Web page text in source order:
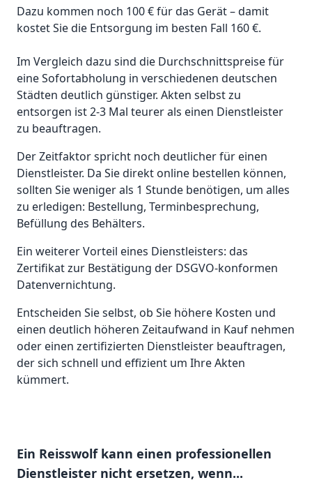
Dazu kommen noch 100 € für das Gerät – damit
kostet Sie die Entsorgung im besten Fall 160 €.
Im Vergleich dazu sind die Durchschnittspreise für
eine Sofortabholung in verschiedenen deutschen
Städten deutlich günstiger. Akten selbst zu
entsorgen ist 2-3 Mal teurer als einen Dienstleister
zu beauftragen.
Der Zeitfaktor spricht noch deutlicher für einen
Dienstleister. Da Sie direkt online bestellen können,
sollten Sie weniger als 1 Stunde benötigen, um alles
zu erledigen: Bestellung, Terminbesprechung,
Befüllung des Behälters.
Ein weiterer Vorteil eines Dienstleisters: das
Zertifikat zur Bestätigung der DSGVO-konformen
Datenvernichtung.
Entscheiden Sie selbst, ob Sie höhere Kosten und
einen deutlich höheren Zeitaufwand in Kauf nehmen
oder einen zertifizierten Dienstleister beauftragen,
der sich schnell und effizient um Ihre Akten
kümmert.
Ein Reisswolf kann einen professionellen
Dienstleister nicht ersetzen, wenn...